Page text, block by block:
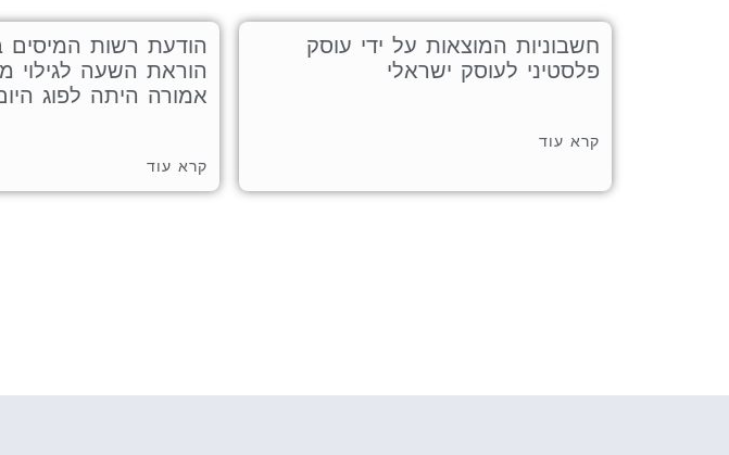
חשבוניות המוצאות על ידי עוסק
פלסטיני לעוסק ישראלי
קרא עוד
הודעת רשות
הוראת השעה לגילוי
אמורה היתה לפוג היום
קרא עוד